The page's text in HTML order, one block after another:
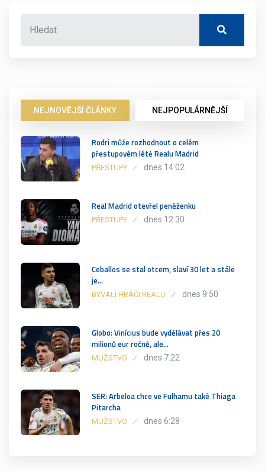
NEJNOVĚJŠÍ ČLÁNKY NEJPOPULÁRNĚJŠÍ
Rodri může rozhodnout o celém
přestupovém létě Realu Madrid
PŘESTUPY dnes 14:02
Real Madrid otevřel peněženku
PŘESTUPY dnes 12:30
Ceballos se stal otcem, slaví 30 let a stále
je…
BÝVALÍ HRÁČI REALU dnes 9:50
Globo: Vinícius bude vydělávat přes 20
milionů eur ročně, ale…
MUŽSTVO dnes 7:22
SER: Arbeloa chce ve Fulhamu také Thiaga
Pitarcha
MUŽSTVO dnes 6:28